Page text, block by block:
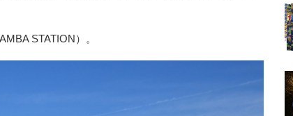
STATION）。